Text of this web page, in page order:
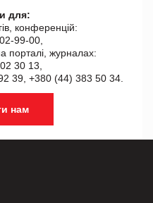
для:
конференцій:
99-00,
порталі, журналах:
30 13,
39, +380 (44) 383 50 34.
нам